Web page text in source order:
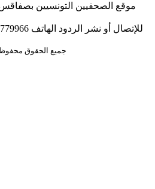
موقع الصحفيين التونسيين
جميع الحقوق محفوظة